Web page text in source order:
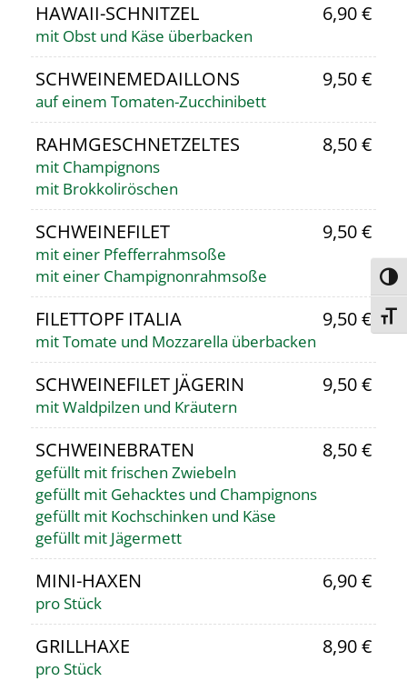
HAWAII-SCHNITZEL 6,90 €
mit Obst und Käse überbacken
SCHWEINEMEDAILLONS 9,50 €
auf einem Tomaten-Zucchinibett
RAHMGESCHNETZELTES 8,50 €
mit Champignons
mit Brokkoliröschen
SCHWEINEFILET 9,50 €
mit einer Pfefferrahmsoße
mit einer Champignonrahmsoße
FILETTOPF ITALIA 9,50 €
mit Tomate und Mozzarella überbacken
SCHWEINEFILET JÄGERIN 9,50 €
mit Waldpilzen und Kräutern
SCHWEINEBRATEN 8,50 €
gefüllt mit frischen Zwiebeln
gefüllt mit Gehacktes und Champignons
gefüllt mit Kochschinken und Käse
gefüllt mit Jägermett
MINI-HAXEN 6,90 €
pro Stück
GRILLHAXE 8,90 €
pro Stück